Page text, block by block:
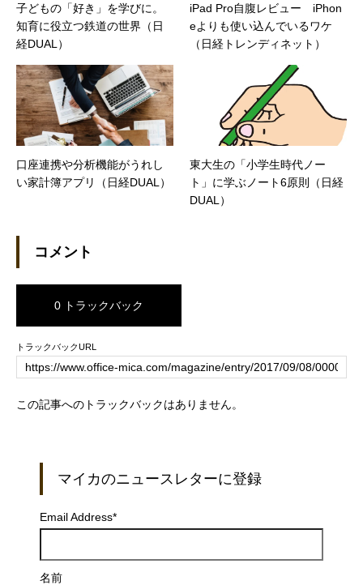
子どもの「好き」を学びに。
知育に役立つ鉄道の世界（日
経DUAL）
iPad Pro自腹レビュー iPhon
eよりも使い込んでいるワケ
（日経トレンディネット）
口座連携や分析機能がうれし
い家計簿アプリ（日経DUAL）
東大生の「小学生時代ノー
ト」に学ぶノート6原則（日経
DUAL）
コメント
0 トラックバック
トラックバックURL
この記事へのトラックバックはありません。
マイカのニュースレターに登録
Email Address*
名前